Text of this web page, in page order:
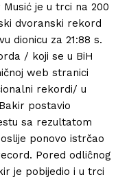
je u trci na 200
dvoranski rekord
dionicu za 21:88 s.
/ koji se u BiH
web stranici
rekordi/ u
postavio
sa rezultatom
ponovo istrčao
Pored odliĉnog
je pobijedio i u trci